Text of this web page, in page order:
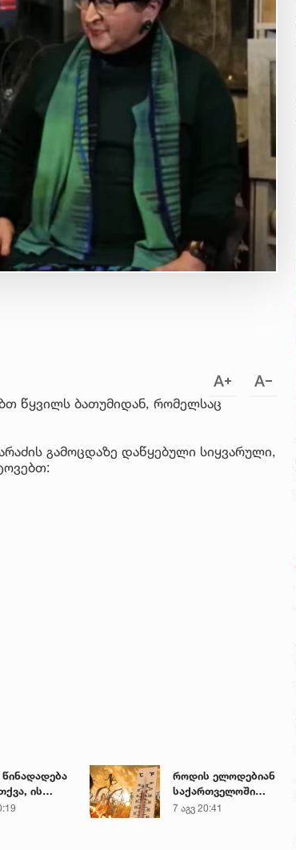
წყვილს ბათუმიდან, რომელსაც
გამოცდაზე დაწყებული სიყვარული,
ის
ნათელს,
როდის ელოდებიან
საქართველოში
+40-გრადუსიან
7 აგვ 20:41